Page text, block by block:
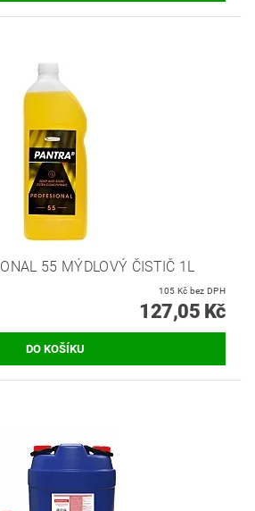
55 MÝDLOVÝ ČISTIČ 1L
105 Kč bez DPH
127,05 Kč